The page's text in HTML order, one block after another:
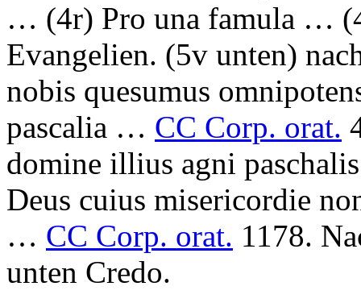
… (4r) Pro una famula …
Evangelien. (5v unten)
nobis quesumus
pascalia … CC Corp. orat.
domine illius agni
Deus cuius misericordie
… CC Corp. orat. 1178.
unten Credo.